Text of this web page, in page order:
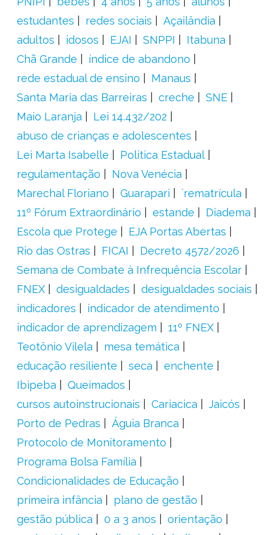
estudantes
redes sociais
Açailândia
adultos
idosos EJAI SNPPI
Itabuna
Chã Grande
índice de abandono
rede estadual de ensino
Manaus
Santa Maria das Barreiras
creche
SNE
Maio Laranja
Lei 14.432/202
abuso de crianças e adolescentes
Lei Marta Isabelle
Política Estadual
regulamentação
Nova Venécia
Marechal Floriano
Guarapari
´rematrícula
11º Fórum Extraordinário
estande
Diadema
Escola que Protege
EJA Portas Abertas
Rio das Ostras
FICAI
Decreto 4572/2026
Semana de Combate à Infrequência Escolar
FNEX
desigualdades
desigualdades sociais
indicadores
indicador de atendimento
indicador de aprendizagem
11º FNEX
Teotônio Vilela
mesa temática
educação resiliente
seca
enchente
Ibipeba
Queimados
cursos autoinstrucionais
Cariacica
Jaicós
Porto de Pedras
Águia Branca
Protocolo de Monitoramento
Programa Bolsa Família
Condicionalidades de Educação
primeira infância
plano de gestão
gestão pública
0 a 3 anos
orientação